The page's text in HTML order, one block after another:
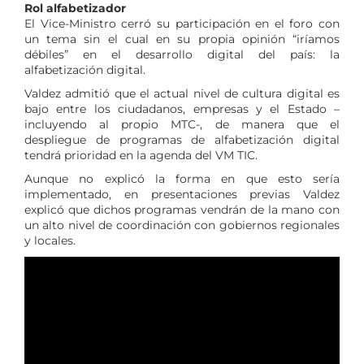
Rol alfabetizador
El Vice-Ministro cerró su participación en el foro con
un tema sin el cual en su propia opinión “iríamos
débiles” en el desarrollo digital del país: la
alfabetización digital.
Valdez admitió que el actual nivel de cultura digital es
bajo entre los ciudadanos, empresas y el Estado –
incluyendo al propio MTC-, de manera que el
despliegue de programas de alfabetización digital
tendrá prioridad en la agenda del VM TIC.
Aunque no explicó la forma en que esto sería
implementado, en presentaciones previas Valdez
explicó que dichos programas vendrán de la mano con
un alto nivel de coordinación con gobiernos regionales
y locales.